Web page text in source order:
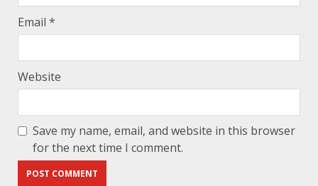
Email *
Website
Save my name, email, and website in this browser
for the next time I comment.